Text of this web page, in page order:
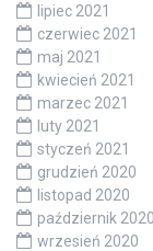
lipiec 2021
czerwiec 2021
maj 2021
kwiecień 2021
marzec 2021
luty 2021
styczeń 2021
grudzień 2020
listopad 2020
październik 2020
wrzesień 2020